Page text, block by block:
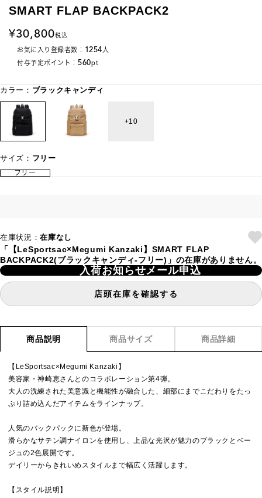
SMART FLAP BACKPACK2
30,800税込
お気に入り登録者数： 1254人
付与予定ポイント： 560pt
カラー： ブラックキャンディ
10
サイズ： フリー
フリー
在庫状況：在庫なし
「【LeSportsac×Megumi Kanzaki】SMART FLAP
BACKPACK2(ブラックキャンディ-フリー)」の在庫がありません。
入荷お知らせメール申込
店頭在庫を確認する
商品説明 商品サイズ 商品詳細
【LeSportsac×Megumi Kanzaki】
美容家・神崎恵さんとのコラボレーション第4弾。
大人の洗練された美意識と機能性が融合した、細部にまでこだわりをたっ
ぷり詰め込んだアイテムをラインナップ。
人気のバックパックに新色が登場。
滑らかなサテン調ナイロンを使用し、上品な光沢が魅力のブラックとベー
ジュの2色展開です。
デイリーからきれいめスタイルまで幅広く活躍します。
【スタイル説明】